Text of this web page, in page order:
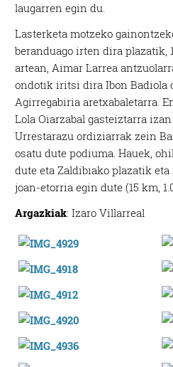
laugarren egin du.
Lasterketa motzeko
beranduago irten dira plazatik,
artean, Aimar Larrea
ondotik iritsi dira Ibon Badiola
Agirregabiria aretxabaletarra.
Lola Oiarzabal gasteiztarra
Urrestarazu ordiziarrak zein
osatu dute podiuma. Hauek,
dute eta Zaldibiako plazatik eta
joan-etorria egin dute (15 km,
Argazkiak: Izaro Villarreal